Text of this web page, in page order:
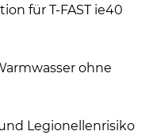
für T-FAST ie40
ohne
Legionellenrisiko